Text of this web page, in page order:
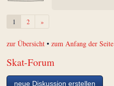
1 2 »Weiter
zur Übersicht •zum Anfang der Seite
Skat-Forum
neue Diskussion erstellen